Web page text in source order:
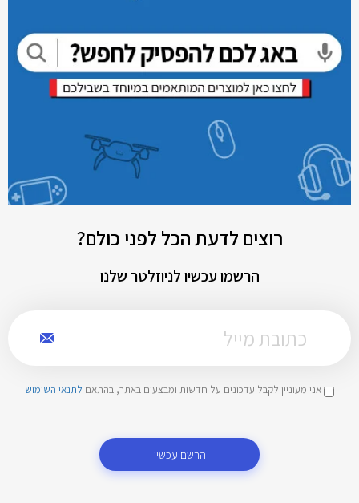
רוצים לדעת הכל לפני כולם?
הרשמו עכשיו לניוזלטר שלנו
אני מעוניין לקבל עדכונים על חדשות ומבצעים באתר, בהתאם לתנאי השימוש
הרשם עכשיו